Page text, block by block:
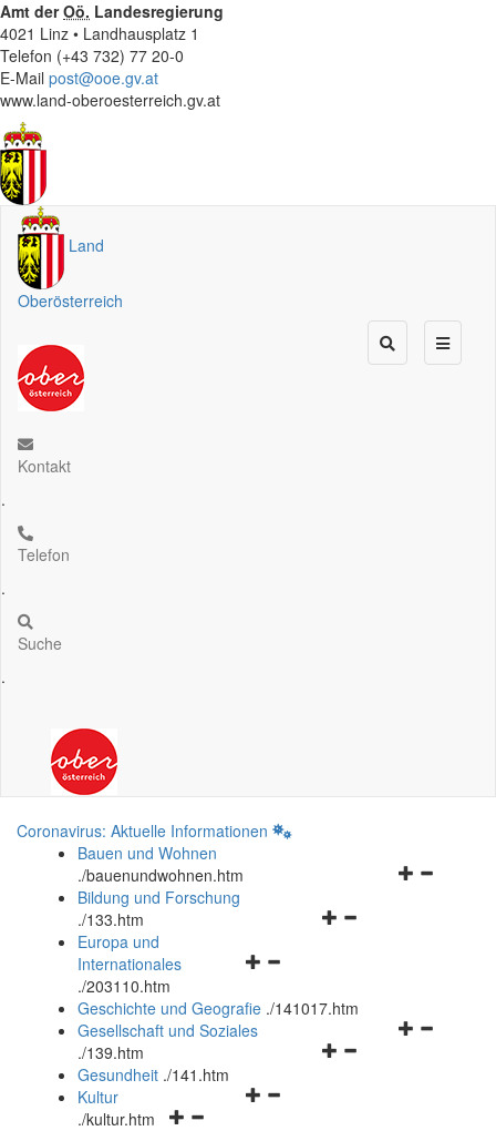
Amt derOö. Landesregierung
4021 Linz • Landhausplatz 1
Telefon (+43 732) 77 20-0
E-Mail post@ooe.gv.at
www.land-oberoesterreich.gv.at
Land
Oberösterreich
Kontakt
.
Telefon
.
Suche
.
Coronavirus: Aktuelle Informationen
Bauen und Wohnen
./bauenundwohnen.htm
Navigationsmenü
Bildung und Forschung
./133.htm
Navigationsmenü
und
schließen
Europa und
Internationales
./203110.htm
Geschichte und Geografie ./141017.htm
Navigationsmenü
Gesellschaft und Soziales
./139.htm
Navigationsmenü
Gesundheit ./141.htm
Navigationsmenü
Kultur
./kultur.htm